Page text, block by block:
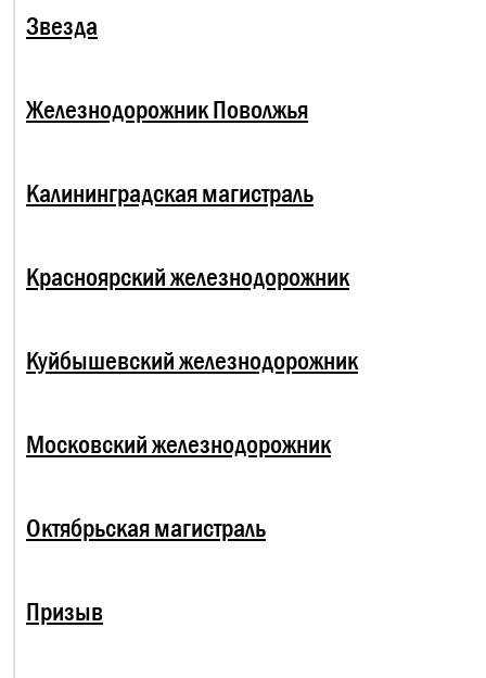
Звезда
Железнодорожник Поволжья
Калининградская магистраль
Красноярский железнодорожник
Куйбышевский железнодорожник
Московский железнодорожник
Октябрьская магистраль
Призыв